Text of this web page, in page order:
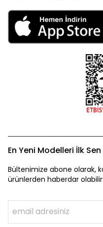
En Yeni Modelleri İlk
Bültenimize abone olarak,
ürünlerden haberdar